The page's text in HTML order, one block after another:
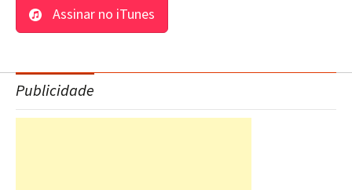
Assinar no iTunes
Publicidade